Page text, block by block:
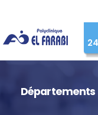
Départements